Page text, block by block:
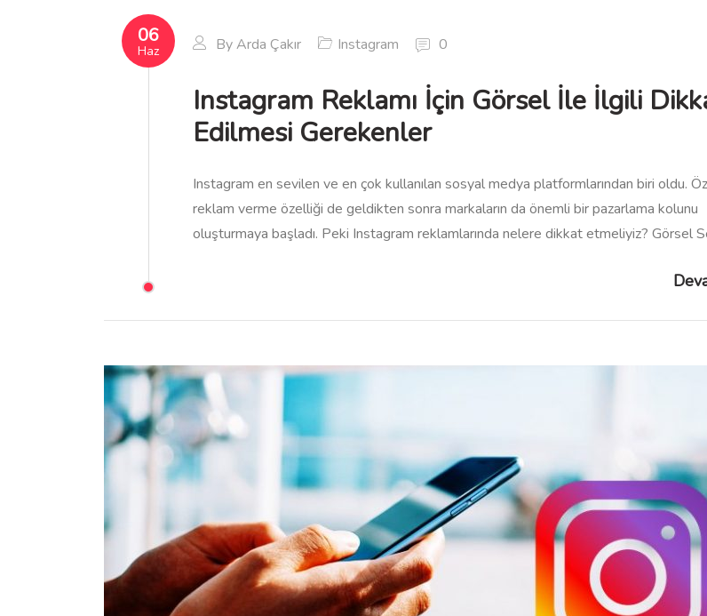
06
Haz ByArda Çakır Instagram 0
Instagram Reklamı İçin Görsel İle İlgili
Edilmesi Gerekenler
Instagram en sevilen ve en çok kullanılan sosyal medya platformlarından biri oldu.
reklam verme özelliği de geldikten sonra markaların da önemli bir pazarlama kolunu
oluşturmaya başladı. Peki Instagram reklamlarında nelere dikkat etmeliyiz? Görsel